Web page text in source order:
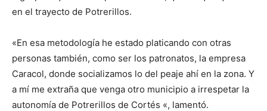
en el trayecto de Potrerillos.
«En esa metodología he estado platicando con otras
personas también, como ser los patronatos, la empresa
Caracol, donde socializamos lo del peaje ahí en la zona. Y
a mí me extraña que venga otro municipio a irrespetar la
autonomía de Potrerillos de Cortés «, lamentó.